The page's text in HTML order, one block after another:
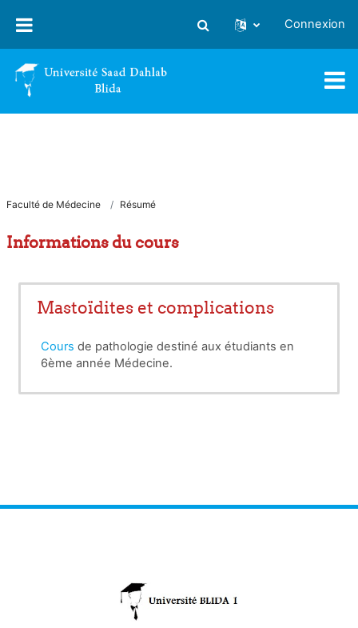
Activer/désactiver la saisie
Connexion
Faculté de Médecine Résumé
Informations du cours
Mastoïdites et complications
Cours de pathologie destiné aux étudiants en
6ème année Médecine.